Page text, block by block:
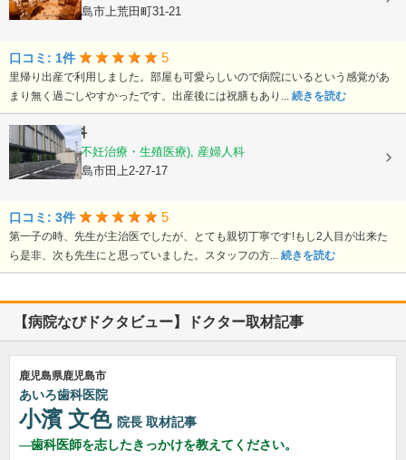
鹿児島県鹿児島市上荒田町31-21
口コミ: 1件 5
里帰り出産で利用しました。部屋も可愛らしいので病院にいるという感覚があ
まり無く過ごしやすかったです。出産後には祝膳もあり... 続きを読む
徳永産婦人科
産科, 婦人科(不妊治療・生殖医療), 産婦人科
鹿児島県鹿児島市田上2-27-17
口コミ: 3件 5
第一子の時、先生が主治医でしたが、とても親切丁寧です!もし2人目が出来た
ら是非、次も先生にと思っていました。スタッフの方... 続きを読む
【病院なびドクタビュー】ドクター取材記事
鹿児島県鹿児島市
あいろ歯科医院
小濱 文色 院長 取材記事
歯科医師を志したきっかけを教えてください。